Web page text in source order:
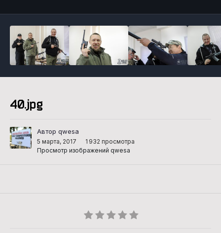
40.jpg
Автор qwesa
5 марта, 2017
1 932 просмотра
Просмотр изображений qwesa